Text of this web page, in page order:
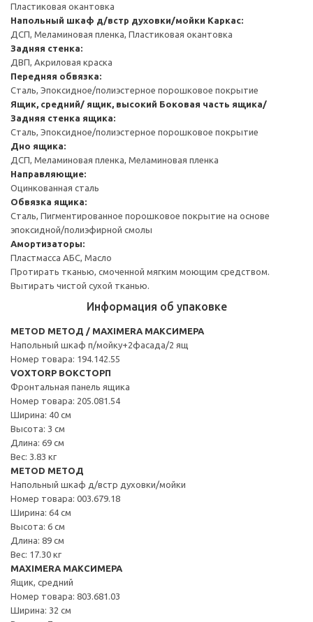
Пластиковая окантовка
Напольный шкаф д/встр духовки/мойки Каркас:
ДСП, Меламиновая пленка, Пластиковая окантовка
Задняя стенка:
ДВП, Акриловая краска
Передняя обвязка:
Сталь, Эпоксидное/полиэстерное порошковое покрытие
Ящик, средний/ ящик, высокий Боковая часть ящика/
Задняя стенка ящика:
Сталь, Эпоксидное/полиэстерное порошковое покрытие
Дно ящика:
ДСП, Меламиновая пленка, Меламиновая пленка
Направляющие:
Оцинкованная сталь
Обвязка ящика:
Сталь, Пигментированное порошковое покрытие на основе
эпоксидной/полиэфирной смолы
Амортизаторы:
Пластмасса АБС, Масло
Протирать тканью, смоченной мягким моющим средством.
Вытирать чистой сухой тканью.
Информация об упаковке
METOD МЕТОД / MAXIMERA МАКСИМЕРА
Напольный шкаф п/мойку+2фасада/2 ящ
Номер товара: 194.142.55
VOXTORP ВОКСТОРП
Фронтальная панель ящика
Номер товара: 205.081.54
Ширина: 40 см
Высота: 3 см
Длина: 69 см
Вес: 3.83 кг
METOD МЕТОД
Напольный шкаф д/встр духовки/мойки
Номер товара: 003.679.18
Ширина: 64 см
Высота: 6 см
Длина: 89 см
Вес: 17.30 кг
MAXIMERA МАКСИМЕРА
Ящик, средний
Номер товара: 803.681.03
Ширина: 32 см